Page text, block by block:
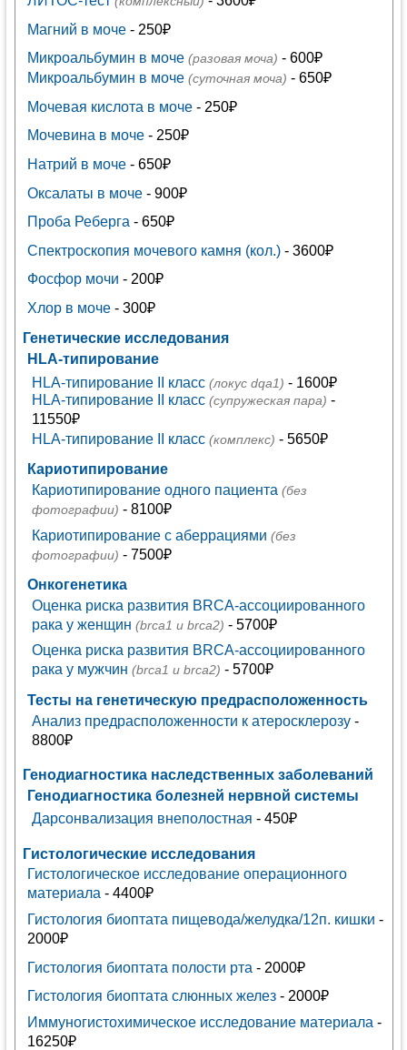
Магний в моче - 250₽
Микроальбумин в моче (разовая моча) - 600₽
Микроальбумин в моче (суточная моча) - 650₽
Мочевая кислота в моче - 250₽
Мочевина в моче - 250₽
Натрий в моче - 650₽
Оксалаты в моче - 900₽
Проба Реберга - 650₽
Спектроскопия мочевого камня (кол.) - 3600₽
Фосфор мочи - 200₽
Хлор в моче - 300₽
Генетические исследования
HLA-типирование
HLA-типирование II класс (локус dqa1) - 1600₽
HLA-типирование II класс (супружеская пара) -
11550₽
HLA-типирование II класс (комплекс) - 5650₽
Кариотипирование
Кариотипирование одного пациента (без
фотографии) - 8100₽
Кариотипирование с аберрациями (без
фотографии) - 7500₽
Онкогенетика
Оценка риска развития BRCA-ассоциированного
рака у женщин (brca1 и brca2) - 5700₽
Оценка риска развития BRCA-ассоциированного
рака у мужчин (brca1 и brca2) - 5700₽
Тесты на генетическую предрасположенность
Анализ предрасположенности к атеросклерозу-
8800₽
Генодиагностика наследственных заболеваний
Генодиагностика болезней нервной системы
Дарсонвализация внеполостная - 450₽
Гистологические исследования
Гистологическое исследование операционного
материала - 4400₽
Гистология биоптата пищевода/желудка/12п. кишки -
2000₽
Гистология биоптата полости рта - 2000₽
Гистология биоптата слюнных желез - 2000₽
Иммуногистохимическое исследование материала -
16250₽